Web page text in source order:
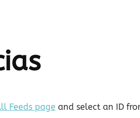
Feeds page and select an ID